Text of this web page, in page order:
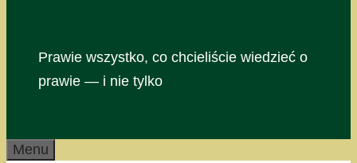
Prawie wszystko, co chcieliście wiedzieć o
prawie — i nie tylko
Menu